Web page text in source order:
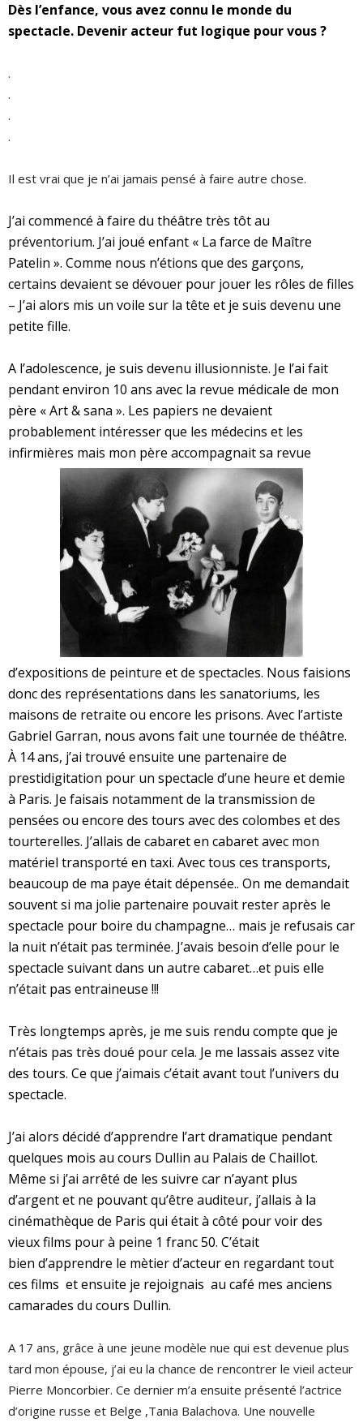
Dès l’enfance, vous avez connu le monde du
spectacle. Devenir acteur fut logique pour vous ?
.
.
.
.
Il est vrai que je n’ai jamais pensé à faire autre chose.
J’ai commencé à faire du théâtre très tôt au
préventorium. J’ai joué enfant « La farce de Maître
Patelin ». Comme nous n’étions que des garçons,
certains devaient se dévouer pour jouer les rôles de filles
– J’ai alors mis un voile sur la tête et je suis devenu une
petite fille.
A l’adolescence, je suis devenu illusionniste. Je l’ai fait
pendant environ 10 ans avec la revue médicale de mon
père « Art & sana ». Les papiers ne devaient
probablement intéresser que les médecins et les
infirmières mais mon père accompagnait sa revue
d’expositions de peinture et de spectacles. Nous faisions
donc des représentations dans les sanatoriums, les
maisons de retraite ou encore les prisons. Avec l’artiste
Gabriel Garran, nous avons fait une tournée de théâtre.
À 14 ans, j’ai trouvé ensuite une partenaire de
prestidigitation pour un spectacle d’une heure et demie
à Paris. Je faisais notamment de la transmission de
pensées ou encore des tours avec des colombes et des
tourterelles. J’allais de cabaret en cabaret avec mon
matériel transporté en taxi. Avec tous ces transports,
beaucoup de ma paye était dépensée.. On me demandait
souvent si ma jolie partenaire pouvait rester après le
spectacle pour boire du champagne… mais je refusais car
la nuit n’était pas terminée. J’avais besoin d’elle pour le
spectacle suivant dans un autre cabaret…et puis elle
n’était pas entraineuse !!!
Très longtemps après, je me suis rendu compte que je
n’étais pas très doué pour cela. Je me lassais assez vite
des tours. Ce que j’aimais c’était avant tout l’univers du
spectacle.
J’ai alors décidé d’apprendre l’art dramatique pendant
quelques mois au cours Dullin au Palais de Chaillot.
Même si j’ai arrêté de les suivre car n’ayant plus
d’argent et ne pouvant qu’être auditeur, j’allais à la
cinémathèque de Paris qui était à côté pour voir des
vieux films pour à peine 1 franc 50. C’était
bien d’apprendre le mètier d’acteur en regardant tout
ces films et ensuite je rejoignais au café mes anciens
camarades du cours Dullin.
A 17 ans, grâce à une jeune modèle nue qui est devenue plus
tard mon épouse, j’ai eu la chance de rencontrer le vieil acteur
Pierre Moncorbier. Ce dernier m’a ensuite présenté l’actrice
d’origine russe et Belge ,Tania Balachova. Une nouvelle